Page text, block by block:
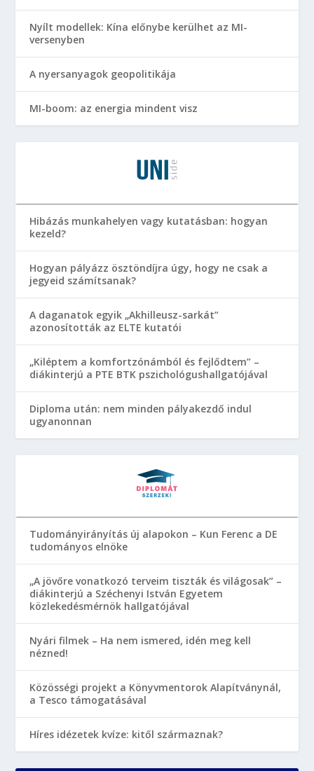
Nyílt modellek: Kína előnybe kerülhet az MI-
versenyben
A nyersanyagok geopolitikája
MI-boom: az energia mindent visz
Hibázás munkahelyen vagy kutatásban: hogyan
kezeld?
Hogyan pályázz ösztöndíjra úgy, hogy ne csak a
jegyeid számítsanak?
A daganatok egyik „Akhilleusz-sarkát”
azonosították az ELTE kutatói
„Kiléptem a komfortzónámból és fejlődtem” –
diákinterjú a PTE BTK pszichológushallgatójával
Diploma után: nem minden pályakezdő indul
ugyanonnan
Tudományirányítás új alapokon – Kun Ferenc a DE
tudományos elnöke
„A jövőre vonatkozó terveim tiszták és világosak” –
diákinterjú a Széchenyi István Egyetem
közlekedésmérnök hallgatójával
Nyári filmek – Ha nem ismered, idén meg kell
nézned!
Közösségi projekt a Könyvmentorok Alapítványnál,
a Tesco támogatásával
Híres idézetek kvíze: kitől származnak?